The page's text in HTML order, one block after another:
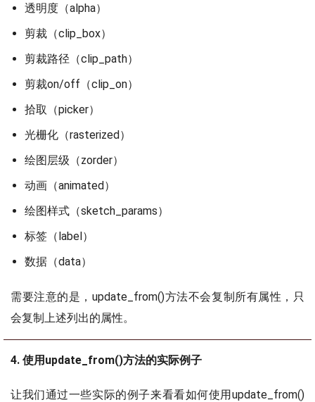
透明度（alpha）
剪裁（clip_box）
剪裁路径（clip_path）
剪裁on/off（clip_on）
拾取（picker）
光栅化（rasterized）
绘图层级（zorder）
动画（animated）
绘图样式（sketch_params）
标签（label）
数据（data）
需要注意的是，update_from()方法不会复制所有属性，只
会复制上述列出的属性。
4. 使用update_from()方法的实际例子
让我们通过一些实际的例子来看看如何使用update_from()